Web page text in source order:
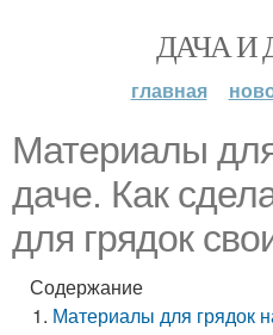
ДАЧА И
главная
Материалы
даче. Как
для грядок
Содержание
Материалы для грядок